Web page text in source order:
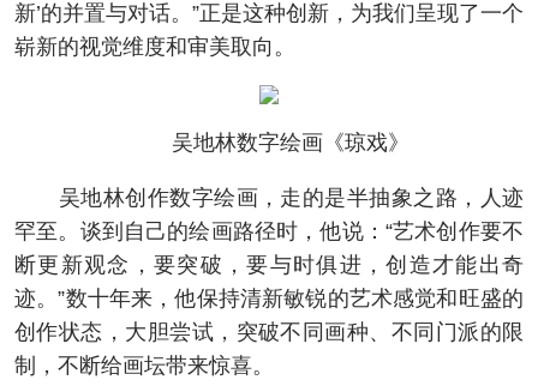
新’的并置与对话。”正是这种创新，为我们呈现了一个
崭新的视觉维度和审美取向。
吴地林数字绘画《琼戏》
吴地林创作数字绘画，走的是半抽象之路，人迹
罕至。谈到自己的绘画路径时，他说：“艺术创作要不
断更新观念，要突破，要与时俱进，创造才能出奇
迹。”数十年来，他保持清新敏锐的艺术感觉和旺盛的
创作状态，大胆尝试，突破不同画种、不同门派的限
制，不断给画坛带来惊喜。